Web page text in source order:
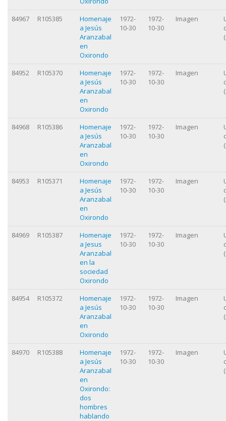
84967
R105385
Homenaje
a Jesús
Aranzabal
en
Oxirondo
1972-
10-30
1972-
10-30
Imagen
84952 R105370
Homenaje
a Jesús
Aranzabal
en
Oxirondo
1972-
10-30
1972-
10-30
Imagen
84968 R105386
Homenaje
a Jesús
Aranzabal
en
Oxirondo
1972-
10-30
1972-
10-30
Imagen
84953 R105371
Homenaje
a Jesús
Aranzabal
en
Oxirondo
1972-
10-30
1972-
10-30
Imagen
84969 R105387
Homenaje
a Jesus
Aranzabal
en la
sociedad
Oxirondo
1972-
10-30
1972-
10-30
Imagen
84954 R105372
Homenaje
a Jesús
Aranzabal
en
Oxirondo
1972-
10-30
1972-
10-30
Imagen
84970 R105388
Homenaje
a Jesús
Aranzabal
en
Oxirondo:
dos
hombres
hablando
1972-
10-30
1972-
10-30
Imagen